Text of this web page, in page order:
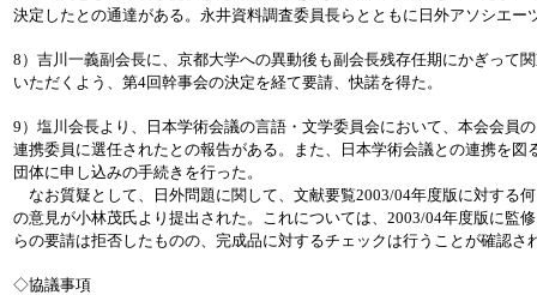
決定したとの通達がある。永井資料調査委員長らとともに日外アソシエー
8）吉川一義副会長に、京都大学への異動後も副会長残存任期にかぎって
いただくよう、第4回幹事会の決定を経て要請、快諾を得た。
9）塩川会長より、日本学術会議の言語・文学委員会において、本会会員
連携委員に選任されたとの報告がある。また、日本学術会議との連携を図
団体に申し込みの手続きを行った。
なお質疑として、日外問題に関して、文献要覧2003/04年度版に対する
の意見が小林茂氏より提出された。これについては、2003/04年度版に監
らの要請は拒否したものの、完成品に対するチェックは行うことが確認さ
◇協議事項